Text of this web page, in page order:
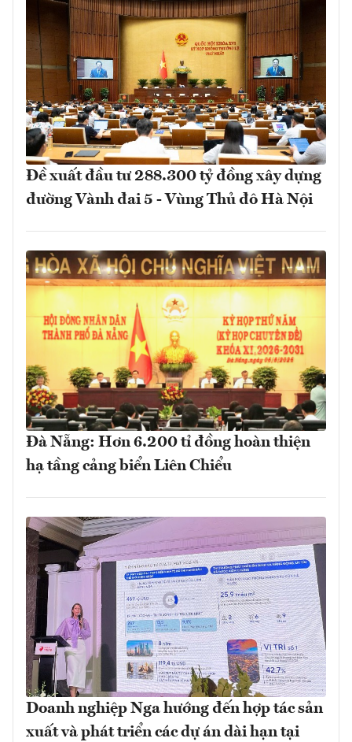
Đề xuất đầu tư 288.300 tỷ đồng xây dựng
đường Vành đai 5 - Vùng Thủ đô Hà Nội
Đà Nẵng: Hơn 6.200 tỉ đồng hoàn thiện
hạ tầng cảng biển Liên Chiểu
Doanh nghiệp Nga hướng đến hợp tác sản
xuất và phát triển các dự án dài hạn tại